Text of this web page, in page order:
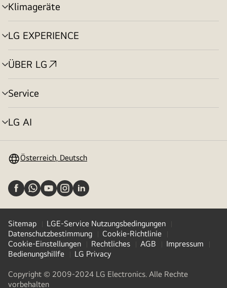
Klimageräte
Menü
umschalten
LG EXPERIENCE
Menü
umschalten
ÜBER LG
Menü
umschalten
Service
Menü
umschalten
LG AI
Menü
Österreich, Deutsch
Sitemap
LGE-Service Nutzungsbedingungen
Datenschutzbestimmung
Cookie-Richtlinie
Cookie-Einstellungen
Rechtliches AGB
Impressum
Bedienungshillfe
LG Privacy
Copyright © 2009-2024 LG Electronics. Alle Rechte
vorbehalten